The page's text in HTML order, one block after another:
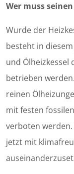
Wer muss
Wurde der
besteht in
und Ölheizkessel
betrieben
reinen
mit festen
verboten
jetzt mit